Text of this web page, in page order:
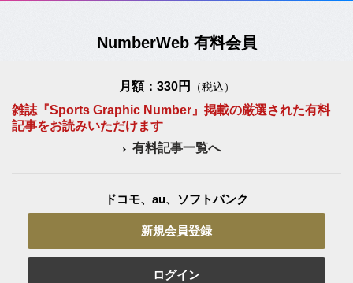
NumberWeb 有料会員
月額：330円 （税込）
雑誌『Sports Graphic Number』掲載の厳選された有料
記事をお読みいただけます
有料記事一覧へ
ドコモ、au、ソフトバンク
新規会員登録
ログイン